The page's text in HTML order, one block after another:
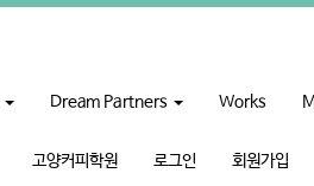
Dream Partners Works
고양커피학원 로그인 회원가입